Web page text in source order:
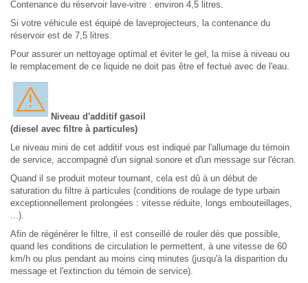
Contenance du réservoir lave-vitre : environ 4,5 litres.
Si votre véhicule est équipé de laveprojecteurs, la contenance du
réservoir est de 7,5 litres.
Pour assurer un nettoyage optimal et éviter le gel, la mise à niveau ou
le remplacement de ce liquide ne doit pas être ef fectué avec de l'eau.
Niveau d'additif gasoil
(diesel avec filtre à particules)
Le niveau mini de cet additif vous est indiqué par l'allumage du témoin
de service, accompagné d'un signal sonore et d'un message sur l'écran.
Quand il se produit moteur tournant, cela est dû à un début de
saturation du filtre à particules (conditions de roulage de type urbain
exceptionnellement prolongées : vitesse réduite, longs embouteillages,
...).
Afin de régénérer le filtre, il est conseillé de rouler dès que possible,
quand les conditions de circulation le permettent, à une vitesse de 60
km/h ou plus pendant au moins cinq minutes (jusqu'à la disparition du
message et l'extinction du témoin de service).